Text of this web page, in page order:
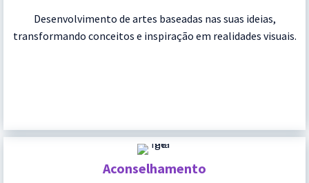
Desenvolvimento de artes baseadas nas suas ideias,
transformando conceitos e inspiração em realidades visuais.
Aconselhamento